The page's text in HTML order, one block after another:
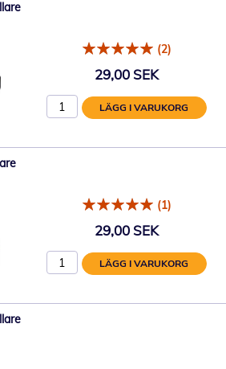
(2)
29,00 SEK
LÄGG I VARUKORG
(1)
29,00 SEK
LÄGG I VARUKORG